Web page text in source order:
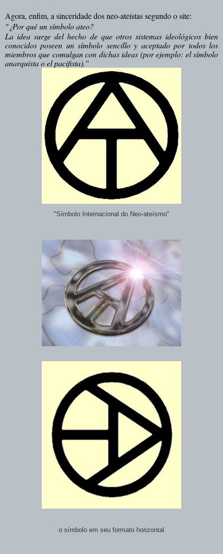
Agora, enfim, a sinceridade dos neo-ateístas segundo o site:
"¿Por qué un símbolo ateo?
La idea surge del hecho de que otros sistemas ideológicos bien
conocidos poseen un símbolo sencillo y aceptado por todos los
miembros que comulgan con dichas ideas (por ejemplo: el símbolo
anarquista o el pacifista).”
"Símbolo Internacional do Neo-ateísmo"
o símbolo em seu formato horizontal